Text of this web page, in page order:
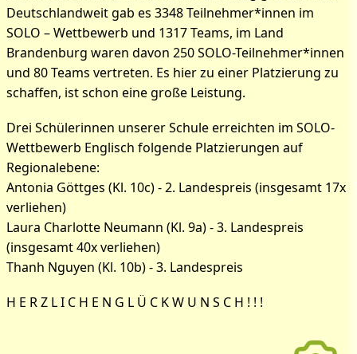
Deutschlandweit gab es 3348 Teilnehmer*innen im
SOLO – Wettbewerb und 1317 Teams, im Land
Brandenburg waren davon 250 SOLO-Teilnehmer*innen
und 80 Teams vertreten. Es hier zu einer Platzierung zu
schaffen, ist schon eine große Leistung.
Drei Schülerinnen unserer Schule erreichten im SOLO-
Wettbewerb Englisch folgende Platzierungen auf
Regionalebene:
Antonia Göttges (Kl. 10c) - 2. Landespreis (insgesamt 17x
verliehen)
Laura Charlotte Neumann (Kl. 9a) - 3. Landespreis
(insgesamt 40x verliehen)
Thanh Nguyen (Kl. 10b) - 3. Landespreis
H E R Z L I C H E N G L Ü C K W U N S C H ! ! !